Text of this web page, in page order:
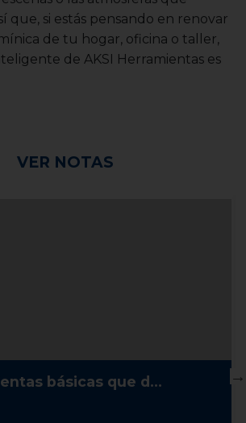
que, si estás pensando en renovar
de tu hogar, oficina o taller,
de AKSI Herramientas es
VER NOTAS
básicas que d...